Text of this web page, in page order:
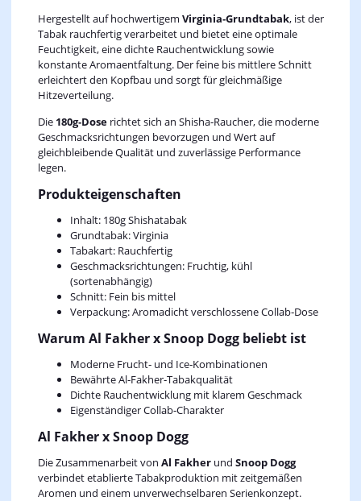
Hergestellt auf hochwertigem Virginia‑Grundtabak, ist der
Tabak rauchfertig verarbeitet und bietet eine optimale
Feuchtigkeit, eine dichte Rauchentwicklung sowie
konstante Aromaentfaltung. Der feine bis mittlere Schnitt
erleichtert den Kopfbau und sorgt für gleichmäßige
Hitzeverteilung.
Die 180g‑Doserichtet sich an Shisha‑Raucher, die moderne
Geschmacksrichtungen bevorzugen und Wert auf
gleichbleibende Qualität und zuverlässige Performance
legen.
Produkteigenschaften
Inhalt: 180g Shishatabak
Grundtabak: Virginia
Tabakart: Rauchfertig
Geschmacksrichtungen: Fruchtig, kühl
(sortenabhängig)
Schnitt: Fein bis mittel
Verpackung: Aromadicht verschlossene Collab‑Dose
Warum Al Fakher x Snoop Dogg beliebt ist
Moderne Frucht‑ und Ice‑Kombinationen
Bewährte Al‑Fakher‑Tabakqualität
Dichte Rauchentwicklung mit klarem Geschmack
Eigenständiger Collab‑Charakter
Al Fakher x Snoop Dogg
Die Zusammenarbeit von Al Fakherund Snoop Dogg
verbindet etablierte Tabakproduktion mit zeitgemäßen
Aromen und einem unverwechselbaren Serienkonzept.